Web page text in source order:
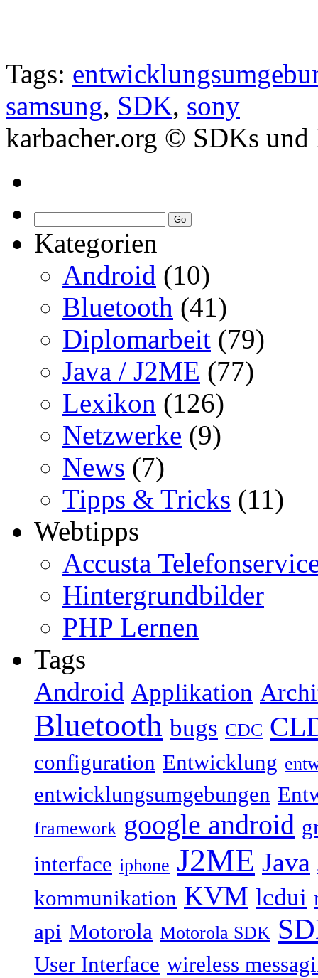
Tags:
samsung, SDK, sony
karbacher.org © SDKs und
Kategorien
Android (10)
Bluetooth (41)
Diplomarbeit (79)
Java / J2ME (77)
Lexikon (126)
Netzwerke (9)
News (7)
Tipps & Tricks (11)
Webtipps
Accusta
Hintergrundbilder
PHP Lernen
Tags
Android Applikation
Bluetooth bugs CDC
configuration Entwicklung
entwicklungsumgebungen
framework google android
interface iphone J2ME Java
kommunikation KVM lcdui
api Motorola Motorola SDK
User Interface wireless